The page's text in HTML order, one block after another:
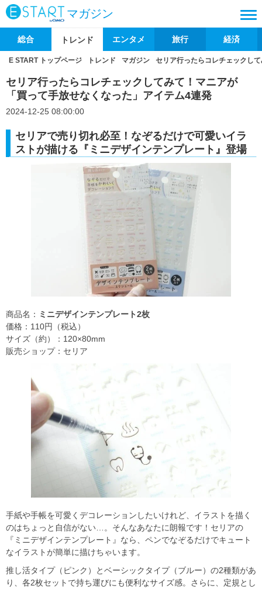
マガジン
総合 トレンド エンタメ 旅行 経済
E START トップページ トレンド マガジン セリア行ったらコレチェックし
セリア行ったらコレチェックしてみて！マニアが
「買って手放せなくなった」アイテム4連発
2024-12-25 08:00:00
セリアで売り切れ必至！なぞるだけで可愛いイラ
ストが描ける『ミニデザインテンプレート』登場
商品名： ミニデザインテンプレート2枚
価格：110円（税込）
サイズ（約）：120×80mm
販売ショップ：セリア
手紙や手帳を可愛くデコレーションしたいけれど、イラストを描く
のはちょっと自信がない…。そんなあなたに朗報です！セリアの
『ミニデザインテンプレート』なら、ペンでなぞるだけでキュート
なイラストが簡単に描けちゃいます。
推し活タイプ（ピンク）とベーシックタイプ（ブルー）の2種類があ
り、各2枚セットで持ち運びにも便利なサイズ感。さらに、定規とし